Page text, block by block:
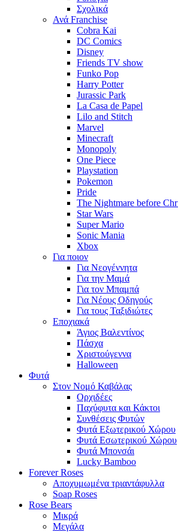
Σχολικά
Ανά Franchise
Cobra Kai
DC Comics
Disney
Friends TV show
Funko Pop
Harry Potter
Jurassic Park
La Casa de Papel
Lilo and Stitch
Marvel
Minecraft
Monopoly
One Piece
Playstation
Pokemon
Pride
The Nightmare before
Star Wars
Super Mario
Sonic Mania
Xbox
Για ποιον
Για Νεογέννητα
Για την Μαμά
Για τον Μπαμπά
Για Νέους Οδηγούς
Για τους Ταξιδιώτες
Εποχιακά
Άγιος Βαλεντίνος
Πάσχα
Χριστούγεννα
Halloween
Φυτά
Στον Νομό Καβάλας
Ορχιδέες
Παχύφυτα και Κάκτοι
Συνθέσεις Φυτών
Φυτά Εξωτερικού Χώρου
Φυτά Εσωτερικού Χώρου
Φυτά Μπονσάι
Lucky Bamboo
Forever Roses
Αποχυμωμένα τριαντάφυλλα
Soap Roses
Rose Βears
Μικρά
Μεγάλα